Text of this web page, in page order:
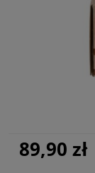
89,90 zł